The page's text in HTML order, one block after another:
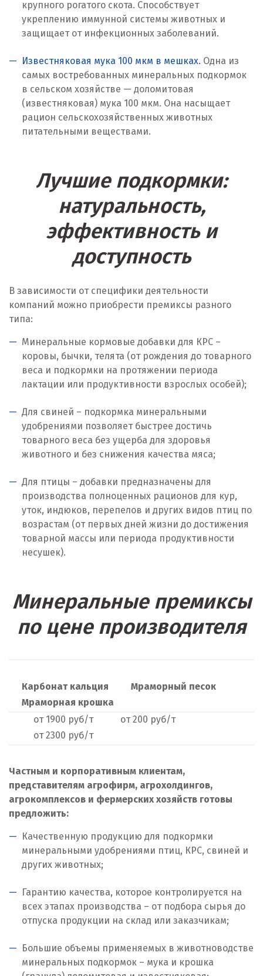
Красноуфимск
Крым
Кузино
Курск
Лангепас
Липецк
Люберцы
Магнитогорск
Махачкала
Мегион
Медведевка
Москва
Мытищи
Н
Набарежные Челны
Невьянск
Нижний Новгород
Нижний Тагил
Новокоалиновый
Новокузнецк
Новосибирск
Новоуткинск
Новый Уренгой
Ногинск
крупного рогатого скота. Способствует
укреплению иммунной системы животных и
защищает от инфекционных заболеваний.
Известняковая мука 100 мкм в мешках. Одна из
самых востребованных минеральных подкормок
в сельском хозяйстве — доломитовая
(известняковая) мука 100 мкм. Она насыщает
рацион сельскохозяйственных животных
питательными веществами.
Лучшие подкормки:
натуральность,
эффективность и
доступность
В зависимости от специфики деятельности
компаний можно приобрести премиксы разного
типа:
Минеральные кормовые добавки для КРС –
коровы, бычки, телята (от рождения до товарного
веса и подкормки на протяжении периода
лактации или продуктивности взрослых особей);
Для свиней – подкормка минеральными
удобрениями позволяет быстрее достичь
товарного веса без ущерба для здоровья
животного и без снижения качества мяса;
Для птицы – добавки предназначены для
производства полноценных рационов для кур,
уток, индюков, перепелов и других видов птиц по
возрастам (от первых дней жизни до достижения
товарной массы или периода продуктивности
несушек).
Минеральные премиксы
по цене производителя
Карбонат кальция
Мраморный песок
Мраморная крошка
от 1900 руб/т
от 200 руб/т
от 2300 руб/т
Частным и корпоративным клиентам,
представителям агрофирм, агрохолдингов,
агрокомплексов и фермерских хозяйств готовы
предложить:
Качественную продукцию для подкормки
минеральными удобрениями птиц, КРС, свиней и
других животных;
Гарантию качества, которое контролируется на
всех этапах производства – от подбора сырья до
отпуска продукции на склад или заказчикам;
Большие объемы применяемых в животноводстве
минеральных подкормок – мука и крошка